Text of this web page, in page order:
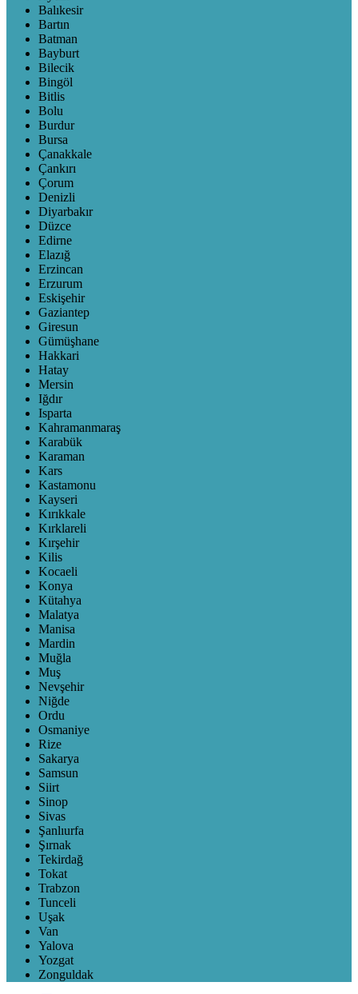
Balıkesir
Bartın
Batman
Bayburt
Bilecik
Bingöl
Bitlis
Bolu
Burdur
Bursa
Çanakkale
Çankırı
Çorum
Denizli
Diyarbakır
Düzce
Edirne
Elazığ
Erzincan
Erzurum
Eskişehir
Gaziantep
Giresun
Gümüşhane
Hakkari
Hatay
Mersin
Iğdır
Isparta
Kahramanmaraş
Karabük
Karaman
Kars
Kastamonu
Kayseri
Kırıkkale
Kırklareli
Kırşehir
Kilis
Kocaeli
Konya
Kütahya
Malatya
Manisa
Mardin
Muğla
Muş
Nevşehir
Niğde
Ordu
Osmaniye
Rize
Sakarya
Samsun
Siirt
Sinop
Sivas
Şanlıurfa
Şırnak
Tekirdağ
Tokat
Trabzon
Tunceli
Uşak
Van
Yalova
Yozgat
Zonguldak